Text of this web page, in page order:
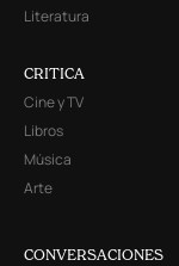
Literatura
CRITICA
Cine y TV
Libros
Música
Arte
CONVERSACIONES